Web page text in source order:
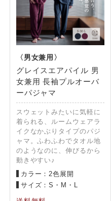
グレイスエアパイル 男
女兼用 長袖プルオーバ
ーパジャマ
スウェットみたいに気軽に
着られる、ルームウェアラ
イクなかぶりタイプのパジ
ャマ。ふわふわでタオル地
のようなのに、伸びるから
動きやすい♪
カラー：2色展開
サイズ：S・M・L